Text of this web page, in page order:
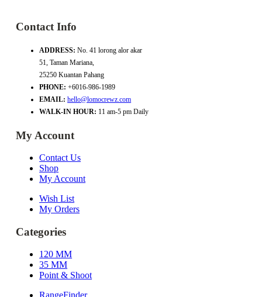
Contact Info
ADDRESS: No. 41 lorong alor akar
51, Taman Mariana,
25250 Kuantan Pahang
PHONE: +6016-986-1989
EMAIL: hello@lomocrewz.com
WALK-IN HOUR: 11 am-5 pm Daily
My Account
Contact Us
Shop
My Account
Wish List
My Orders
Categories
120 MM
35 MM
Point & Shoot